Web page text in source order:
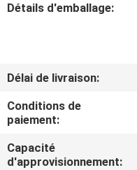
CONTRÔLE
CONTACTEZ-
NOUS
NOUVELLES
Détails d'emballage:
Délai de livraison:
Conditions de
paiement:
Capacité
d'approvisionnement: